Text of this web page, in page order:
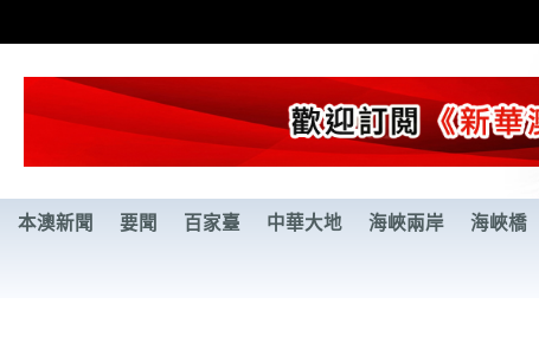
本澳新聞 要聞 百家臺 中華大地 海峽兩岸 海峽橋